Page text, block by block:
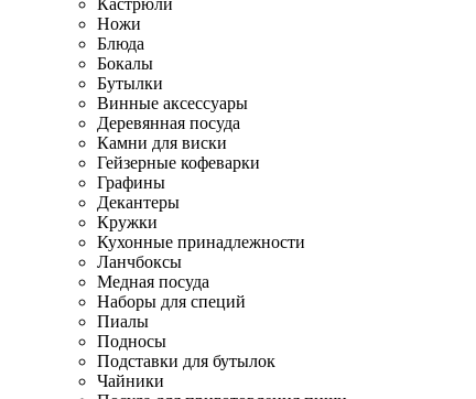
Кастрюли
Ножи
Блюда
Бокалы
Бутылки
Винные аксессуары
Деревянная посуда
Камни для виски
Гейзерные кофеварки
Графины
Декантеры
Кружки
Кухонные принадлежности
Ланчбоксы
Медная посуда
Наборы для специй
Пиалы
Подносы
Подставки для бутылок
Чайники